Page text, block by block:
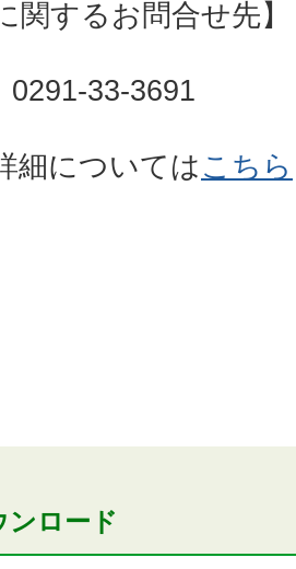
関するお問合せ先】
33-3691
についてはこちら
ンロード